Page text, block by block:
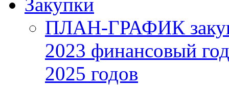
ПЛАН-ГРАФИК
2023 финансовый
2025 годов